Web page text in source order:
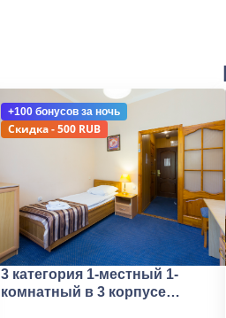
+100 бонусов за ночь
Скидка - 500 RUB
3 категория 1-местный 1-
комнатный в 3 корпусе